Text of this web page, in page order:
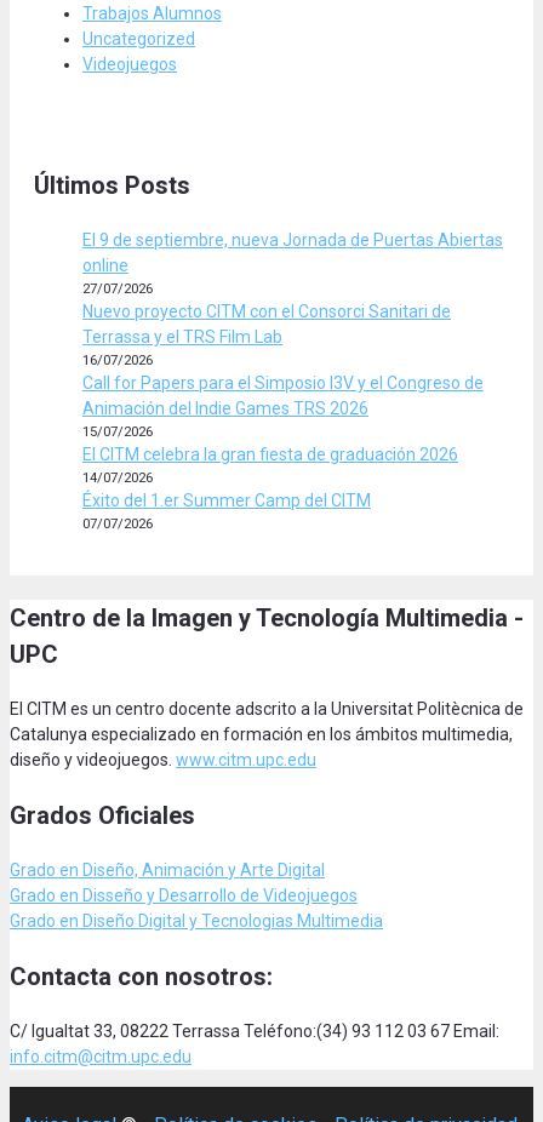
Trabajos Alumnos
Uncategorized
Videojuegos
Últimos Posts
El 9 de septiembre, nueva Jornada de Puertas Abiertas
online
27/07/2026
Nuevo proyecto CITM con el Consorci Sanitari de
Terrassa y el TRS Film Lab
16/07/2026
Call for Papers para el Simposio I3V y el Congreso de
Animación del Indie Games TRS 2026
15/07/2026
El CITM celebra la gran fiesta de graduación 2026
14/07/2026
Éxito del 1.er Summer Camp del CITM
07/07/2026
Centro de la Imagen y Tecnología Multimedia -
UPC
El CITM es un centro docente adscrito a la Universitat Politècnica de
Catalunya especializado en formación en los ámbitos multimedia,
diseño y videojuegos. www.citm.upc.edu
Grados Oficiales
Grado en Diseño, Animación y Arte Digital
Grado en Disseño y Desarrollo de Videojuegos
Grado en Diseño Digital y Tecnologias Multimedia
Contacta con nosotros:
C/ Igualtat 33, 08222 Terrassa Teléfono:(34) 93 112 03 67 Email:
info.citm@citm.upc.edu